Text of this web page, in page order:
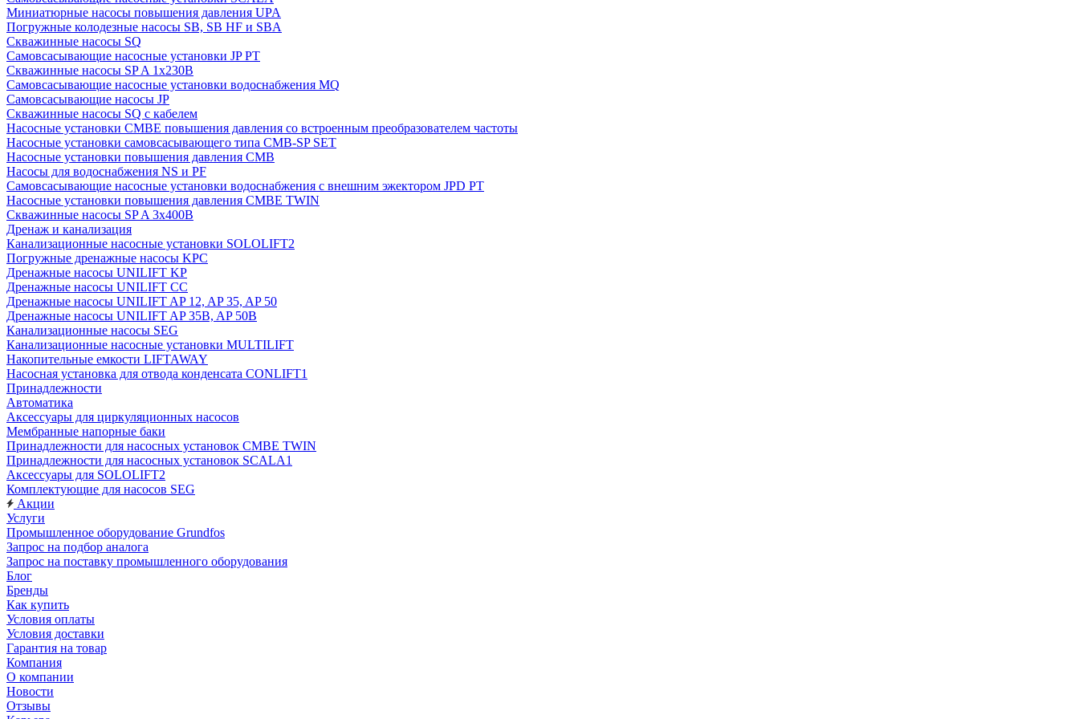
Миниатюрные насосы повышения давления UPA
Погружные колодезные насосы SB, SB HF и SBA
Скважинные насосы SQ
Самовсасывающие насосные установки JP PT
Скважинные насосы SP A 1x230В
Самовсасывающие насосные установки водоснабжения MQ
Самовсасывающие насосы JP
Скважинные насосы SQ с кабелем
Насосные установки CMBE повышения давления со встроенным преобразователем частоты
Насосные установки самовсасывающего типа CMB-SP SET
Насосные установки повышения давления CMB
Насосы для водоснабжения NS и PF
Самовсасывающие насосные установки водоснабжения с внешним эжектором JPD PT
Насосные установки повышения давления CMBE TWIN
Скважинные насосы SP A 3x400В
Дренаж и канализация
Канализационные насосные установки SOLOLIFT2
Погружные дренажные насосы KPC
Дренажные насосы UNILIFT KP
Дренажные насосы UNILIFT CC
Дренажные насосы UNILIFT AP 12, AP 35, AP 50
Дренажные насосы UNILIFT AP 35B, AP 50B
Канализационные насосы SEG
Канализационные насосные установки MULTILIFT
Накопительные емкости LIFTAWAY
Насосная установка для отвода конденсата CONLIFT1
Принадлежности
Автоматика
Аксессуары для циркуляционных насосов
Мембранные напорные баки
Принадлежности для насосных установок CMBE TWIN
Принадлежности для насосных установок SCALA1
Аксессуары для SOLOLIFT2
Комплектующие для насосов SEG
Акции
Услуги
Промышленное оборудование Grundfos
Запрос на подбор аналога
Запрос на поставку промышленного оборудования
Блог
Бренды
Как купить
Условия оплаты
Условия доставки
Гарантия на товар
Компания
О компании
Новости
Отзывы